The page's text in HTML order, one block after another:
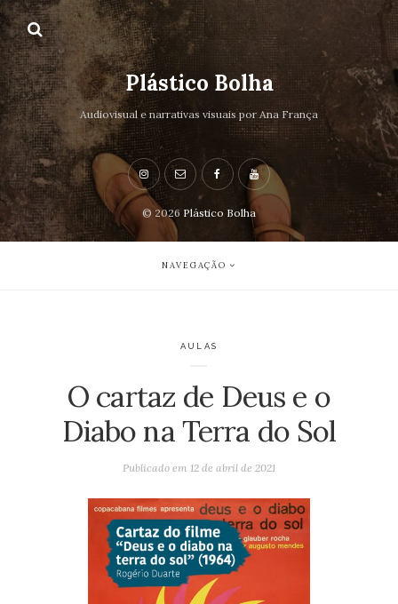
Plástico Bolha
Audiovisual e narrativas visuais por Ana França
© 2026 Plástico Bolha
NAVEGAÇÃO
AULAS
O cartaz de Deus e o
Diabo na Terra do Sol
Publicado em 12 de abril de 2021